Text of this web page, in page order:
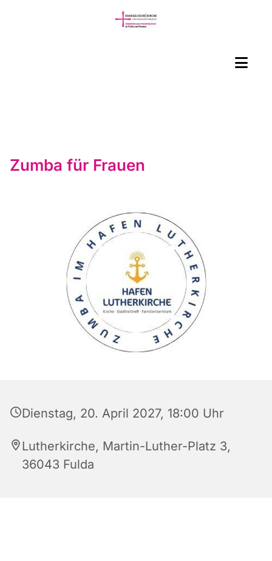
Zumba für Frauen
Dienstag, 20. April 2027, 18:00 Uhr
Lutherkirche, Martin-Luther-Platz 3,
36043 Fulda